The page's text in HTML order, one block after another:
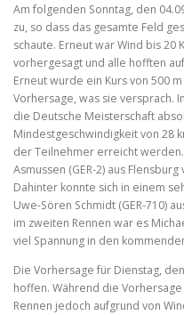
Am folgenden Sonntag, den
zu, so dass das gesamte Feld
schaute. Erneut war Wind bis 20
vorhergesagt und alle hofften
Erneut wurde ein Kurs von 500
Vorhersage, was sie versprach.
die Deutsche Meisterschaft
Mindestgeschwindigkeit von 28
der Teilnehmer erreicht
Asmussen (GER-2) aus
Dahinter konnte sich in einem
Uwe-Sören Schmidt (GER-710)
im zweiten Rennen war es
viel Spannung in den
Die Vorhersage für Dienstag,
hoffen. Während die
Rennen jedoch aufgrund von